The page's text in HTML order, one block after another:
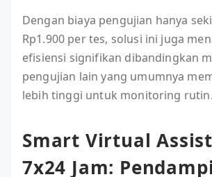
Dengan biaya pengujian hanya
Rp1.900 per tes, solusi ini juga
efisiensi signifikan dibandingkan
pengujian lain yang umumnya
lebih tinggi untuk monitoring rutin.
Smart Virtual
7x24 Jam: